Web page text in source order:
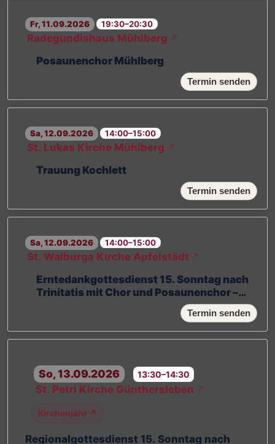
Fr, 11.09.2026 19:30–20:30
Radegundishaus Mühlberg ↗
Posaunenchor Mühlberg
Termin senden
Sa, 12.09.2026 14:00–15:00
St. Lukas Kirche Mühlberg ↗
Trauung Kochlett
Termin senden
Sa, 12.09.2026 14:00–15:00
St. Walburga Kirche Apfelstädt ↗
Erntedankgottesdienst 15. Sonntag nach
Trinitatis mit Chor und Posaunenchor –
Termin senden
So, 13.09.2026 13:30–14:30
St. Petri Kirche Günthersleben ↗
Kirchenjahr ↗
Regionalgottesdienst 15. Sonntag nach